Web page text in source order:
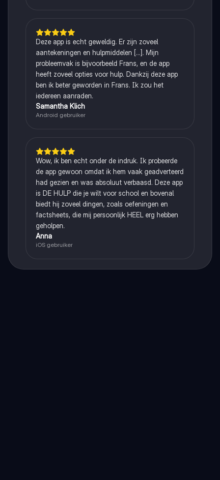
Deze app is echt geweldig. Er zijn zoveel
aantekeningen en hulpmiddelen [...]. Mijn
probleemvak is bijvoorbeeld Frans, en de app
heeft zoveel opties voor hulp. Dankzij deze app
ben ik beter geworden in Frans. Ik zou het
iedereen aanraden.
Samantha Klich
Android gebruiker
Wow, ik ben echt onder de indruk. Ik probeerde
de app gewoon omdat ik hem vaak geadverteerd
had gezien en was absoluut verbaasd. Deze app
is DE HULP die je wilt voor school en bovenal
biedt hij zoveel dingen, zoals oefeningen en
factsheets, die mij persoonlijk HEEL erg hebben
geholpen.
Anna
iOS gebruiker